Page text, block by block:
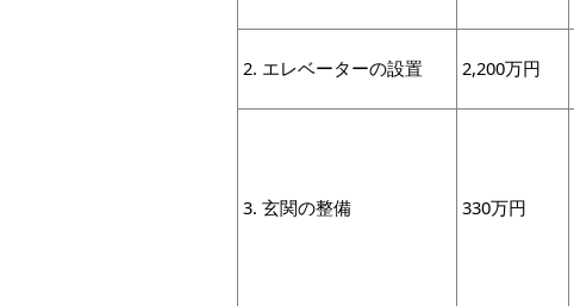
2. エレベーターの設置 2,200万円
3. 玄関の整備 330万円